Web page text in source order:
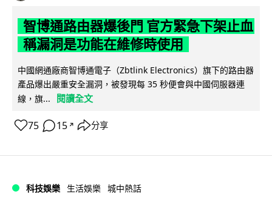
智博通路由器爆後門 官方緊急下架止血
稱漏洞是功能在維修時使用
中國網通廠商智博通電子（Zbtlink Electronics）旗下的路由器
產品爆出嚴重安全漏洞，被發現每 35 秒便會與中國伺服器連
線，旗...
閱讀全文
75 15 ↗ 分享
科技娛樂 生活娛樂 城中熱話